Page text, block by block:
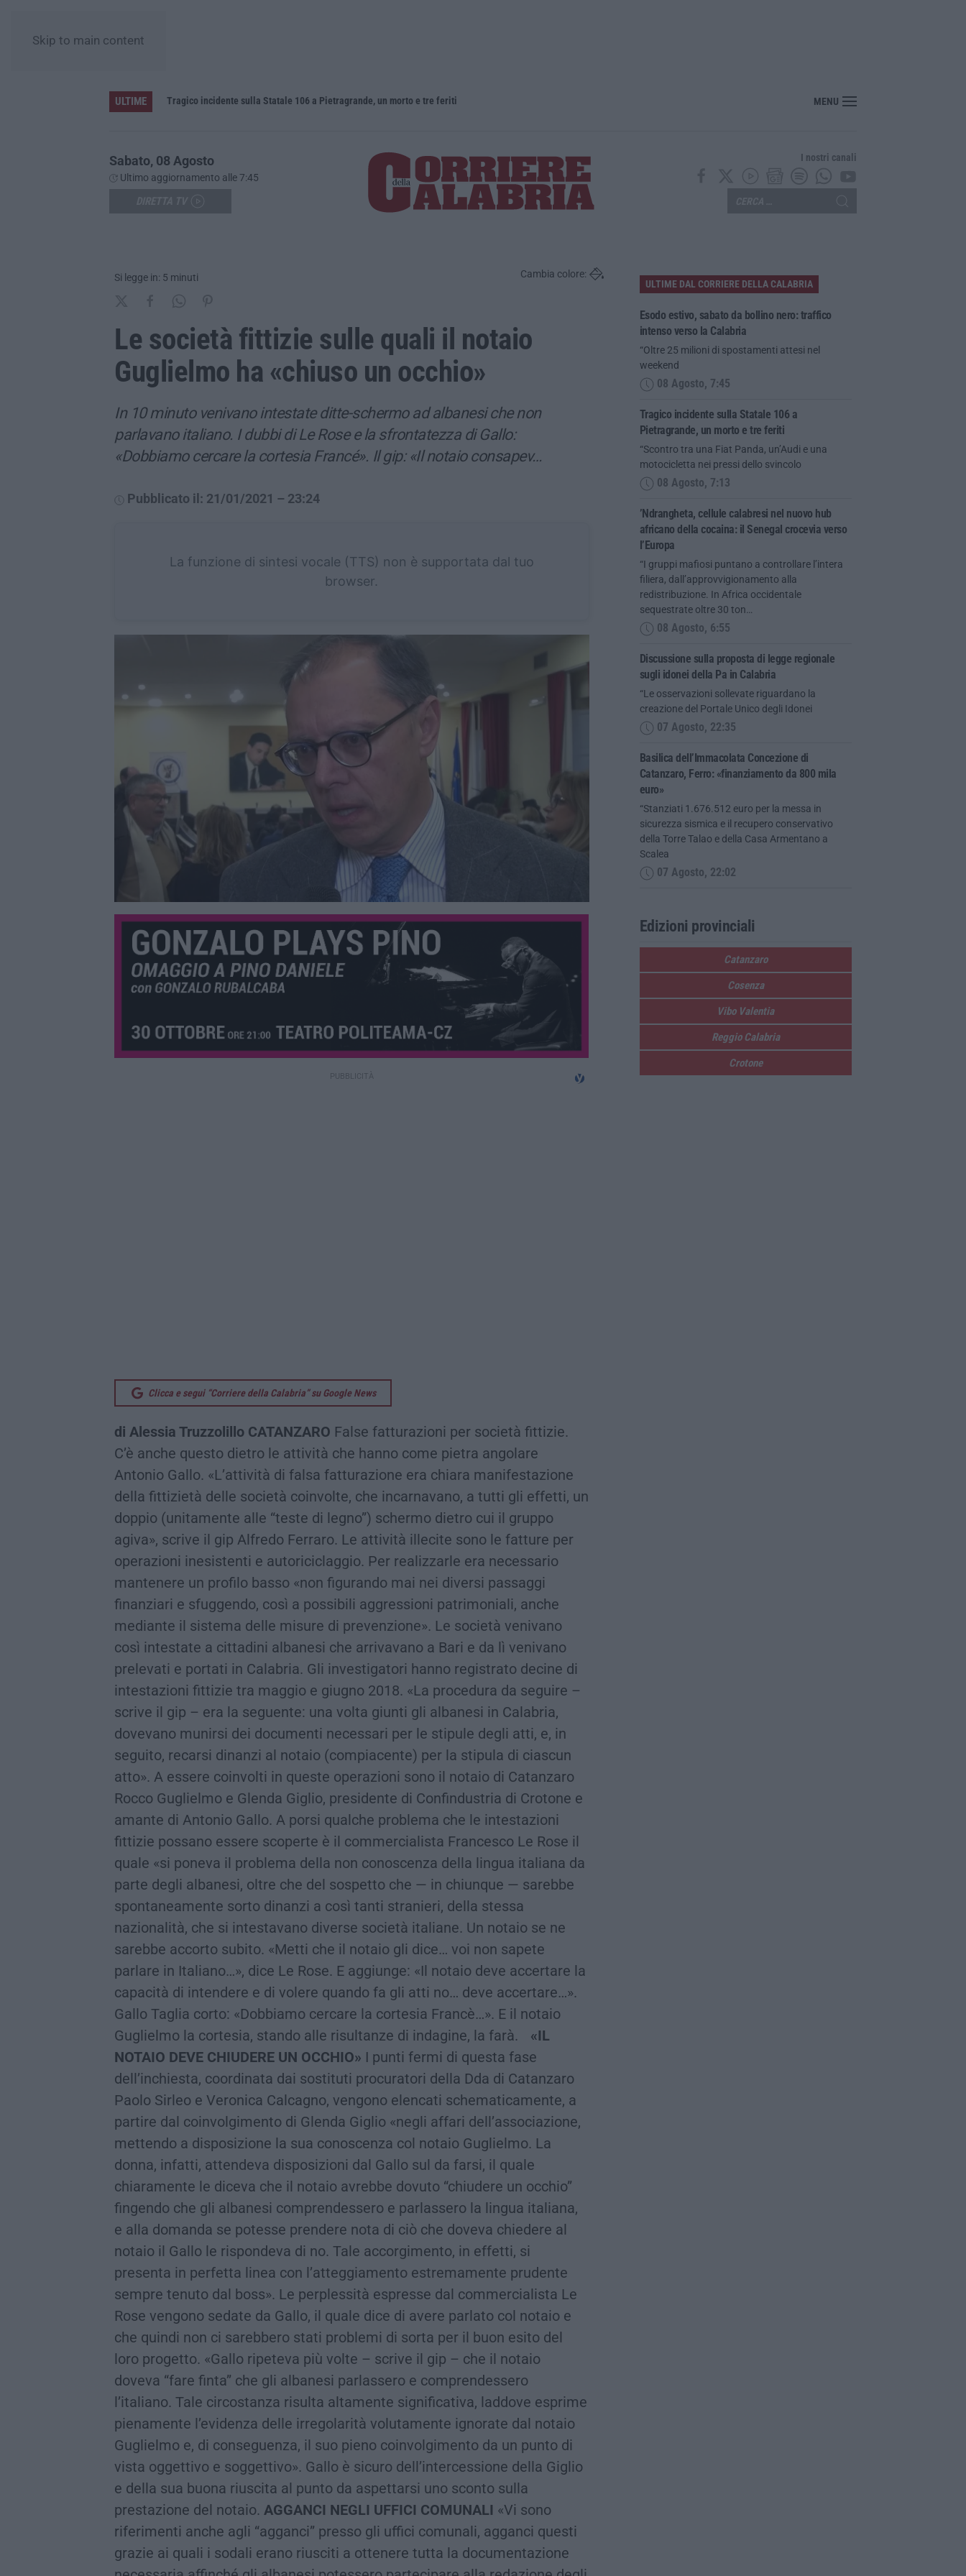
Skip to main content
ULTIME Tragico incidente sulla Statale 106 a Pietragrande, un morto e tre feriti MENU
Sabato, 08 Agosto
Ultimo aggiornamento alle 7:45
I nostri canali
Si legge in: 5 minuti Cambia colore:
Le società fittizie sulle quali il notaio
Guglielmo ha «chiuso un occhio»
In 10 minuto venivano intestate ditte-schermo ad albanesi che non
parlavano italiano. I dubbi di Le Rose e la sfrontatezza di Gallo:
«Dobbiamo cercare la cortesia Francé». Il gip: «Il notaio consapev…
Pubblicato il: 21/01/2021 – 23:24
La funzione di sintesi vocale (TTS) non è supportata dal tuo
browser.
Clicca e segui “Corriere della Calabria” su Google News
di Alessia Truzzolillo CATANZARO False fatturazioni per società fittizie.
C’è anche questo dietro le attività che hanno come pietra angolare
Antonio Gallo. «L’attività di falsa fatturazione era chiara manifestazione
della fittizietà delle società coinvolte, che incarnavano, a tutti gli effetti, un
doppio (unitamente alle “teste di legno”) schermo dietro cui il gruppo
agiva», scrive il gip Alfredo Ferraro. Le attività illecite sono le fatture per
operazioni inesistenti e autoriciclaggio. Per realizzarle era necessario
mantenere un profilo basso «non figurando mai nei diversi passaggi
finanziari e sfuggendo, così a possibili aggressioni patrimoniali, anche
mediante il sistema delle misure di prevenzione». Le società venivano
così intestate a cittadini albanesi che arrivavano a Bari e da lì venivano
prelevati e portati in Calabria. Gli investigatori hanno registrato decine di
intestazioni fittizie tra maggio e giugno 2018. «La procedura da seguire –
scrive il gip – era la seguente: una volta giunti gli albanesi in Calabria,
dovevano munirsi dei documenti necessari per le stipule degli atti, e, in
seguito, recarsi dinanzi al notaio (compiacente) per la stipula di ciascun
atto». A essere coinvolti in queste operazioni sono il notaio di Catanzaro
Rocco Guglielmo e Glenda Giglio, presidente di Confindustria di Crotone e
amante di Antonio Gallo. A porsi qualche problema che le intestazioni
fittizie possano essere scoperte è il commercialista Francesco Le Rose il
quale «si poneva il problema della non conoscenza della lingua italiana da
parte degli albanesi, oltre che del sospetto che — in chiunque — sarebbe
spontaneamente sorto dinanzi a così tanti stranieri, della stessa
nazionalità, che si intestavano diverse società italiane. Un notaio se ne
sarebbe accorto subito. «Metti che il notaio gli dice… voi non sapete
parlare in Italiano…», dice Le Rose. E aggiunge: «Il notaio deve accertare la
capacità di intendere e di volere quando fa gli atti no… deve accertare…».
Gallo Taglia corto: «Dobbiamo cercare la cortesia Francè…». E il notaio
Guglielmo la cortesia, stando alle risultanze di indagine, la farà.
«IL
NOTAIO DEVE CHIUDERE UN OCCHIO» I punti fermi di questa fase
dell’inchiesta, coordinata dai sostituti procuratori della Dda di Catanzaro
Paolo Sirleo e Veronica Calcagno, vengono elencati schematicamente, a
partire dal coinvolgimento di Glenda Giglio «negli affari dell’associazione,
mettendo a disposizione la sua conoscenza col notaio Guglielmo. La
donna, infatti, attendeva disposizioni dal Gallo sul da farsi, il quale
chiaramente le diceva che il notaio avrebbe dovuto “chiudere un occhio”
fingendo che gli albanesi comprendessero e parlassero la lingua italiana,
e alla domanda se potesse prendere nota di ciò che doveva chiedere al
notaio il Gallo le rispondeva di no. Tale accorgimento, in effetti, si
presenta in perfetta linea con l’atteggiamento estremamente prudente
sempre tenuto dal boss». Le perplessità espresse dal commercialista Le
Rose vengono sedate da Gallo, il quale dice di avere parlato col notaio e
che quindi non ci sarebbero stati problemi di sorta per il buon esito del
loro progetto. «Gallo ripeteva più volte – scrive il gip – che il notaio
doveva “fare finta” che gli albanesi parlassero e comprendessero
l’italiano. Tale circostanza risulta altamente significativa, laddove esprime
pienamente l’evidenza delle irregolarità volutamente ignorate dal notaio
Guglielmo e, di conseguenza, il suo pieno coinvolgimento da un punto di
vista oggettivo e soggettivo». Gallo è sicuro dell’intercessione della Giglio
e della sua buona riuscita al punto da aspettarsi uno sconto sulla
prestazione del notaio. AGGANCI NEGLI UFFICI COMUNALI «Vi sono
riferimenti anche agli “agganci” presso gli uffici comunali, agganci questi
grazie ai quali i sodali erano riusciti a ottenere tutta la documentazione
ULTIME DAL CORRIERE DELLA CALABRIA
Esodo estivo, sabato da bollino nero: traffico
intenso verso la Calabria
“Oltre 25 milioni di spostamenti attesi nel
weekend
08 Agosto, 7:45
Tragico incidente sulla Statale 106 a
Pietragrande, un morto e tre feriti
“Scontro tra una Fiat Panda, un’Audi e una
motocicletta nei pressi dello svincolo
08 Agosto, 7:13
’Ndrangheta, cellule calabresi nel nuovo hub
africano della cocaina: il Senegal crocevia verso
l’Europa
“I gruppi mafiosi puntano a controllare l’intera
filiera, dall’approvvigionamento alla
redistribuzione. In Africa occidentale
sequestrate oltre 30 ton…
08 Agosto, 6:55
Discussione sulla proposta di legge regionale
sugli idonei della Pa in Calabria
“Le osservazioni sollevate riguardano la
creazione del Portale Unico degli Idonei
07 Agosto, 22:35
Basilica dell’Immacolata Concezione di
Catanzaro, Ferro: «finanziamento da 800 mila
euro»
“Stanziati 1.676.512 euro per la messa in
sicurezza sismica e il recupero conservativo
della Torre Talao e della Casa Armentano a
Scalea
07 Agosto, 22:02
Edizioni provinciali
Catanzaro
Cosenza
Vibo Valentia
Reggio Calabria
Crotone